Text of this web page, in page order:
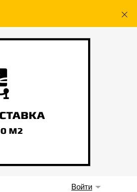
Войти